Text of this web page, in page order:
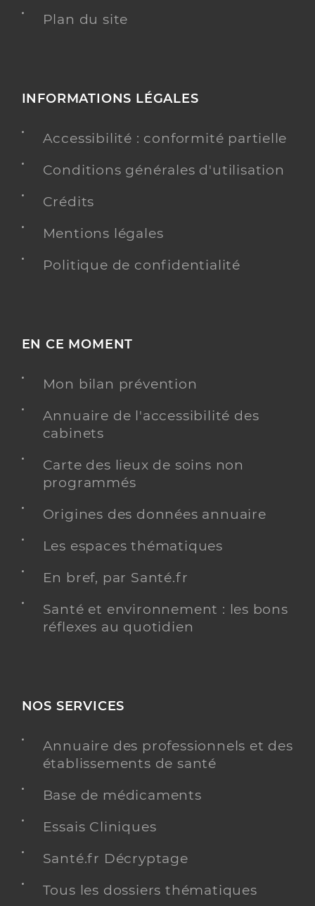
Plan du site
INFORMATIONS LÉGALES
Accessibilité : conformité partielle
Conditions générales d'utilisation
Crédits
Mentions légales
Politique de confidentialité
EN CE MOMENT
Mon bilan prévention
Annuaire de l'accessibilité des
cabinets
Carte des lieux de soins non
programmés
Origines des données annuaire
Les espaces thématiques
En bref, par Santé.fr
Santé et environnement : les bons
réflexes au quotidien
NOS SERVICES
Annuaire des professionnels et des
établissements de santé
Base de médicaments
Essais Cliniques
Santé.fr Décryptage
Tous les dossiers thématiques